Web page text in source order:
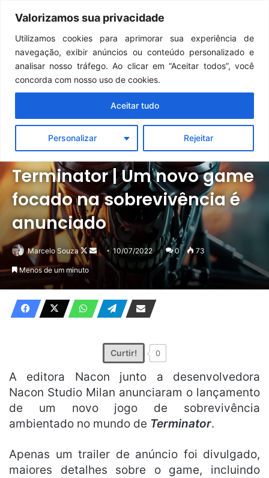
Valorizamos sua privacidade
Utilizamos cookies para aprimorar sua experiência de
navegação, exibir anúncios ou conteúdo personalizado e
analisar nosso tráfego. Ao clicar em “Aceitar todos”, você
concorda com nosso uso de cookies.
Personalizar Rejeitar
Aceitar tudo
Menu
Notícias Outros
Terminator | Um novo game
focado na sobrevivência é
anunciado
Marcelo Souza
Follow
on
X
Mande10/07/2022 0 73
Menos de um minuto
Curtir! 0
A editora Nacon junto a desenvolvedora
Nacon Studio Milan anunciaram o lançamento
de um novo jogo de sobrevivência
ambientado no mundo de Terminator.
Apenas um trailer de anúncio foi divulgado,
maiores detalhes sobre o game, incluindo